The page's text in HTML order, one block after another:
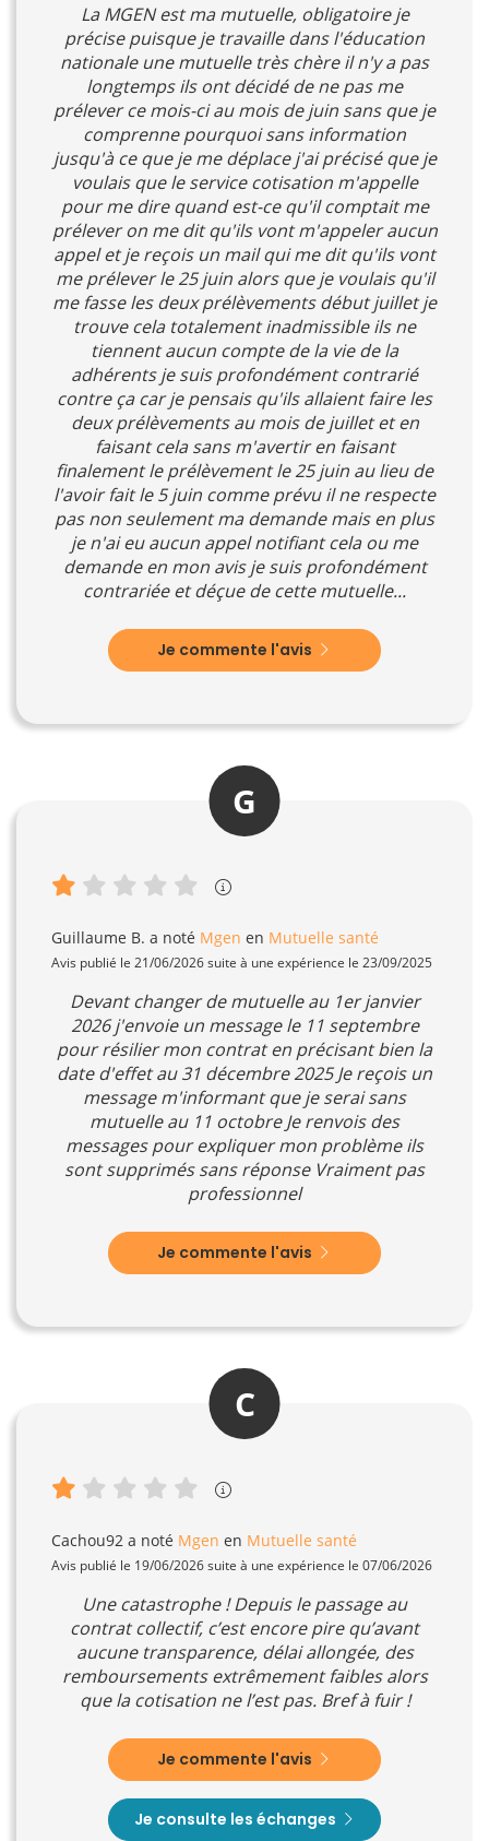
La MGEN est ma mutuelle, obligatoire je
précise puisque je travaille dans l'éducation
nationale une mutuelle très chère il n'y a pas
longtemps ils ont décidé de ne pas me
prélever ce mois-ci au mois de juin sans que je
comprenne pourquoi sans information
jusqu'à ce que je me déplace j'ai précisé que je
voulais que le service cotisation m'appelle
pour me dire quand est-ce qu'il comptait me
prélever on me dit qu'ils vont m'appeler aucun
appel et je reçois un mail qui me dit qu'ils vont
me prélever le 25 juin alors que je voulais qu'il
me fasse les deux prélèvements début juillet je
trouve cela totalement inadmissible ils ne
tiennent aucun compte de la vie de la
adhérents je suis profondément contrarié
contre ça car je pensais qu'ils allaient faire les
deux prélèvements au mois de juillet et en
faisant cela sans m'avertir en faisant
finalement le prélèvement le 25 juin au lieu de
l'avoir fait le 5 juin comme prévu il ne respecte
pas non seulement ma demande mais en plus
je n'ai eu aucun appel notifiant cela ou me
demande en mon avis je suis profondément
contrariée et déçue de cette mutuelle...
Je commente l'avis
G
Guillaume B. a noté Mgen en Mutuelle santé
Avis publié le 21/06/2026 suite à une expérience le 23/09/2025
Devant changer de mutuelle au 1er janvier
2026 j'envoie un message le 11 septembre
pour résilier mon contrat en précisant bien la
date d'effet au 31 décembre 2025 Je reçois un
message m'informant que je serai sans
mutuelle au 11 octobre Je renvois des
messages pour expliquer mon problème ils
sont supprimés sans réponse Vraiment pas
professionnel
Je commente l'avis
C
Cachou92 a noté Mgen en Mutuelle santé
Avis publié le 19/06/2026 suite à une expérience le 07/06/2026
Une catastrophe ! Depuis le passage au
contrat collectif, c’est encore pire qu’avant
aucune transparence, délai allongée, des
remboursements extrêmement faibles alors
que la cotisation ne l’est pas. Bref à fuir !
Je commente l'avis
Je consulte les échanges